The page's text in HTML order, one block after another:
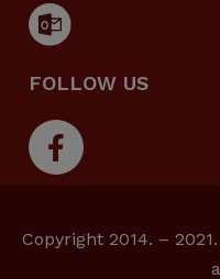
FOLLOW US
Copyright 2014. –